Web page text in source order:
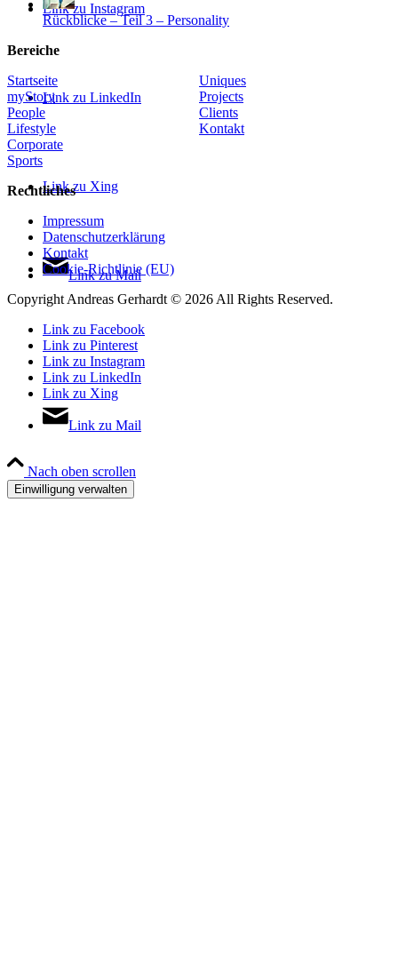
Link zu Instagram
Link zu LinkedIn
Link zu Xing
Link zu Mail
Rückblicke – Teil 3 – Personality
Bereiche
Startseite
myStory
People
Lifestyle
Corporate
Sports
Uniques
Projects
Clients
Kontakt
Rechtliches
Impressum
Datenschutzerklärung
Kontakt
Cookie-Richtlinie (EU)
Copyright Andreas Gerhardt © 2026 All Rights Reserved.
Link zu Facebook
Link zu Pinterest
Link zu Instagram
Link zu LinkedIn
Link zu Xing
Link zu Mail
Nach oben scrollen
Einwilligung verwalten